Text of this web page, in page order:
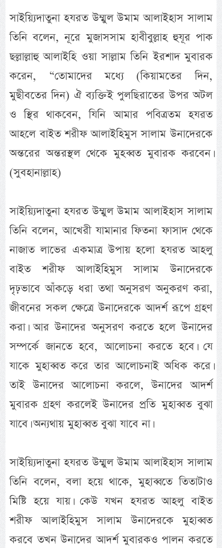
সাইয়্যিদাতুনা হযরত উম্মুল উমাম আলাইহাস সালাম
তিনি বলেন, নূরে মুজাসসাম হাবীবুল্লাহ হুযূর পাক
ছল্লাল্লাহু আলাইহি ওয়া সাল্লাম তিনি ইরশাদ মুবারক
করেন, “তোমাদের মধ্যে (কিয়ামতের দিন,
মুছীবতের দিন) ঐ ব্যক্তিই পুলছিরাতের উপর অটল
ও স্থির থাকবেন, যিনি আমার পবিত্রতম হযরত
আহলে বাইত শরীফ আলাইহিমুস সালাম উনাদেরকে
অন্তরের অন্তরস্থল থেকে মুহব্বত মুবারক করবেন।
(সুবহানাল্লাহ)
সাইয়্যিদাতুনা হযরত উম্মুল উমাম আলাইহাস সালাম
তিনি বলেন, আখেরী যামানার ফিতনা ফাসাদ থেকে
নাজাত লাভের একমাত্র উপায় হলো হযরত আহলু
বাইত শরীফ আলাইহিমুস সালাম উনাদেরকে
দৃঢ়ভাবে আঁকড়ে ধরা তথা অনুসরণ অনুকরণ করা,
জীবনের সকল ক্ষেত্রে উনাদেরকে আদর্শ রূপে গ্রহণ
করা। আর উনাদের অনুসরণ করতে হলে উনাদের
সম্পর্কে জানতে হবে, আলোচনা করতে হবে। যে
যাকে মুহাব্বত করে তার আলোচনাই অধিক করে।
তাই উনাদের আলোচনা করলে, উনাদের আদর্শ
মুবারক গ্রহণ করলেই উনাদের প্রতি মুহাব্বত বুঝা
যাবে। অন্যথায় মুহাব্বত বুঝা যাবে না।
সাইয়্যিদাতুনা হযরত উম্মুল উমাম আলাইহাস সালাম
তিনি বলেন, বলা হয়ে থাকে, মুহাব্বতে তিতাটাও
মিষ্টি হয়ে যায়। কেউ যখন হযরত আহলু বাইত
শরীফ আলাইহিমুস সালাম উনাদেরকে মুহাব্বত
করবে তখন উনাদের আদর্শ মুবারকও পালন করতে